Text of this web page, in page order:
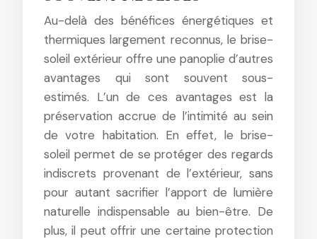
Au-delà des bénéfices énergétiques et
thermiques largement reconnus, le brise-
soleil extérieur offre une panoplie d’autres
avantages qui sont souvent sous-
estimés. L’un de ces avantages est la
préservation accrue de l’intimité au sein
de votre habitation. En effet, le brise-
soleil permet de se protéger des regards
indiscrets provenant de l’extérieur, sans
pour autant sacrifier l’apport de lumière
naturelle indispensable au bien-être. De
plus, il peut offrir une certaine protection